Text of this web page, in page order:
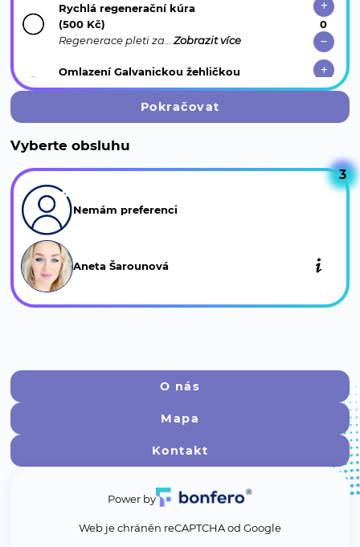
Rychlá regenerační kúra
(500 Kč)
Regenerace pleti za…Zobrazit více
Omlazení Galvanickou žehličkou
(1 400 Kč)
Zobrazit více
(1 200 Kč)
Čištění pleti…Zobrazit více
Pánské relaxační ošetření pleti
(800 Kč)
Čištění a…
Barvení řas
(250 Kč)
Tvarování a barvení obočí
Barvení řas a obočí, úprava obočí
(400 Kč)
Architektura obočí s barvením
Dokonalé…Zobrazit více
Pokračovat
Vyberte obsluhu
3
Nemám preferenci
Aneta Šarounová
O nás
Mapa
Kontakt
Power by
Web je chráněn reCAPTCHA od Google